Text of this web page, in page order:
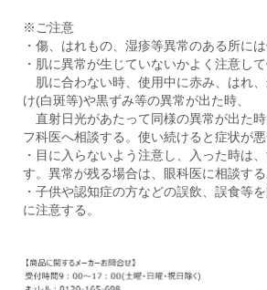
※ご注意
・傷、はれもの、湿疹等異常のある所には
・肌に異常が生じていないかよく注意して
肌に合わない時、使用中に赤み、はれ
け(白斑等)や黒ずみ等の異常が出た時、
直射日光があたって同様の異常が出た
フ科医へ相談する。使い続けると症状が悪
・目に入らないよう注意し、入った時は
す。異常が残る場合は、眼科医に相談する
・子供や認知症の方などの誤飲、誤食等
に注意する。